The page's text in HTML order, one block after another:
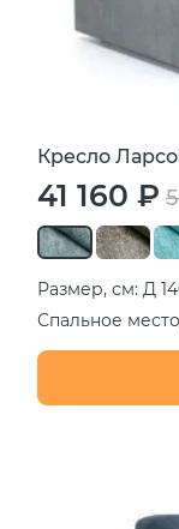
Кресло
41 160 ₽
Размер, см: Д
Спальное